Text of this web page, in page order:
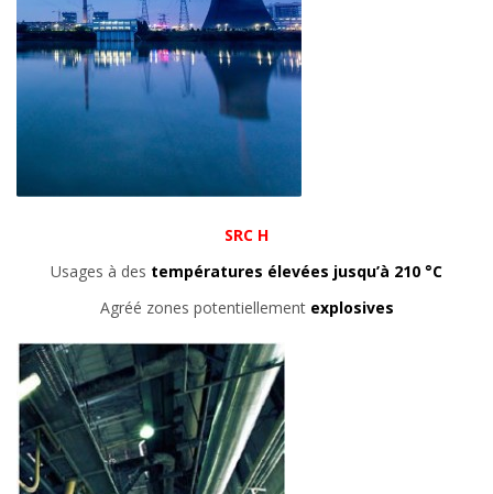
SRC H
Usages à des températures élevées jusqu’à 210 °C
Agréé zones potentiellement explosives